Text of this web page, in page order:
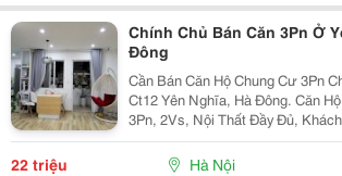
Chính Chủ Bán Căn 3Pn Ở
Đông
Cần Bán Căn Hộ Chung Cư 3Pn
Ct12 Yên Nghĩa, Hà Đông. Căn
3Pn, 2Vs, Nội Thất Đầy Đủ,
Quần Áo Đến Ở. Ảnh Thật Căn
Đang Ở Đây, Xem Nhà Tầm 8H
22 triệu Hà Nội